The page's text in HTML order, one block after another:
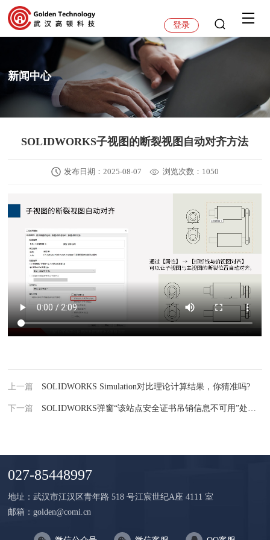
登录
新闻中心
SOLIDWORKS子视图的断裂视图自动对齐方法
发布日期：2025-08-07 浏览次数：1050
上一篇 SOLIDWORKS Simulation对比理论计算结果，你猜准吗?
下一篇 SOLIDWORKS弹窗“该站点安全证书吊销信息不可用”处理办法
027-85448997
地址：武汉市江汉区青年路 518 号江宸世纪A座 4111 室
邮箱：golden@comi.cn